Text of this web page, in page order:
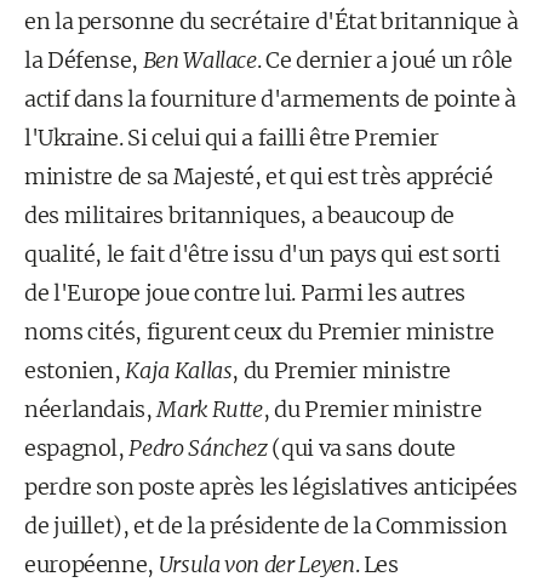
en la personne du secrétaire d'État britannique à
la Défense, Ben Wallace. Ce dernier a joué un rôle
actif dans la fourniture d'armements de pointe à
l'Ukraine. Si celui qui a failli être Premier
ministre de sa Majesté, et qui est très apprécié
des militaires britanniques, a beaucoup de
qualité, le fait d'être issu d'un pays qui est sorti
de l'Europe joue contre lui. Parmi les autres
noms cités, figurent ceux du Premier ministre
estonien,Kaja Kallas, du Premier ministre
néerlandais,Mark Rutte, du Premier ministre
espagnol,Pedro Sánchez(qui va sans doute
perdre son poste après les législatives anticipées
de juillet), et de la présidente de la Commission
européenne, Ursula von der Leyen. Les